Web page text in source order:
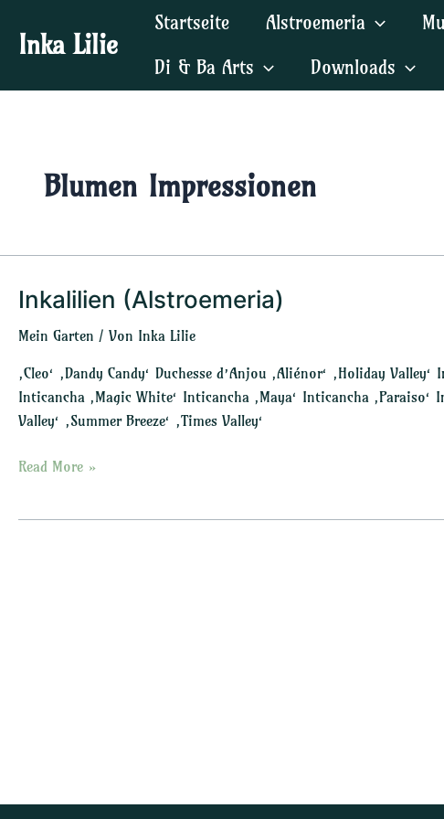
Inhalt
springen
Inka Lilie
Startseite Alstroemeria
Di & Ba Arts
Downloads
Blumen Impressionen
Inkalilien (Alstroemeria)
Mein Garten / Von Inka Lilie
‚Cleo‘ ‚Dandy Candy‘ Duchesse d’Anjou ‚Aliénor‘ ‚Holiday
Inticancha ‚Magic White‘ Inticancha ‚Maya‘ Inticancha ‚Paraiso‘
Valley‘ ‚Summer Breeze‘ ‚Times Valley‘
Inkalilien
Read More »